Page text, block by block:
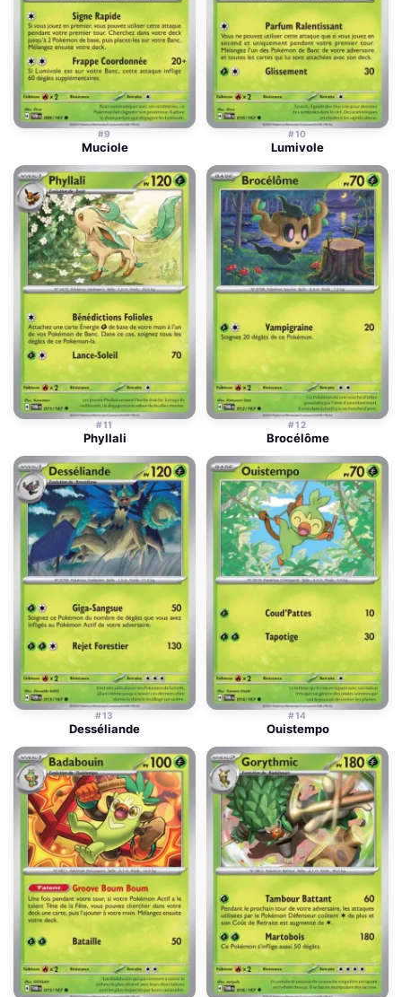
#9
Muciole
#10
Lumivole
#11
Phyllali
#12
Brocélôme
#13
Desséliande
#14
Ouistempo